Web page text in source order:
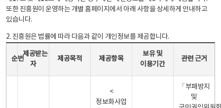
또한 진흥원이 운영하는 개별 홈페이지에서 아래 사항을 상세하게 안내하고
있습니다.
2. 진흥원은 법률에 따라 다음과 같이 개인정보를 제공합니다.
순번
제공받는
자
제공목적 제공항목
보유 및
이용기간
관련 근거
<
정보화사업
「부패방지
및